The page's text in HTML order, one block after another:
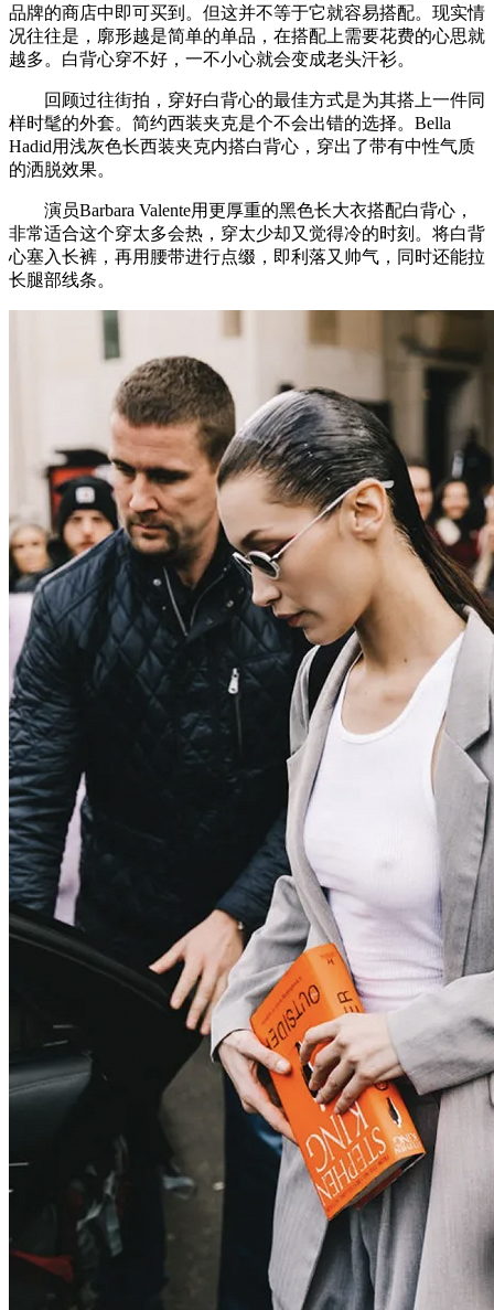
品牌的商店中即可买到。但这并不等于它就容易搭配。现实情
况往往是，廓形越是简单的单品，在搭配上需要花费的心思就
越多。白背心穿不好，一不小心就会变成老头汗衫。
回顾过往街拍，穿好白背心的最佳方式是为其搭上一件同
样时髦的外套。简约西装夹克是个不会出错的选择。Bella
Hadid用浅灰色长西装夹克内搭白背心，穿出了带有中性气质
的洒脱效果。
演员Barbara Valente用更厚重的黑色长大衣搭配白背心，
非常适合这个穿太多会热，穿太少却又觉得冷的时刻。将白背
心塞入长裤，再用腰带进行点缀，即利落又帅气，同时还能拉
长腿部线条。